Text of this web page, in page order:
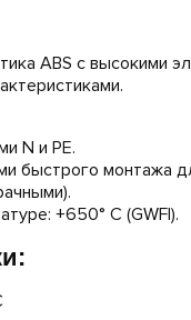
ABS с высокими
N и PE.
быстрого монтажа
+650° С (GWFI).